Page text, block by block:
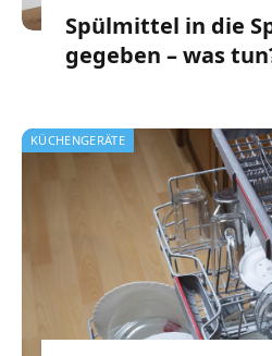
Spülmittel in die
gegeben – was
KÜCHENGERÄTE